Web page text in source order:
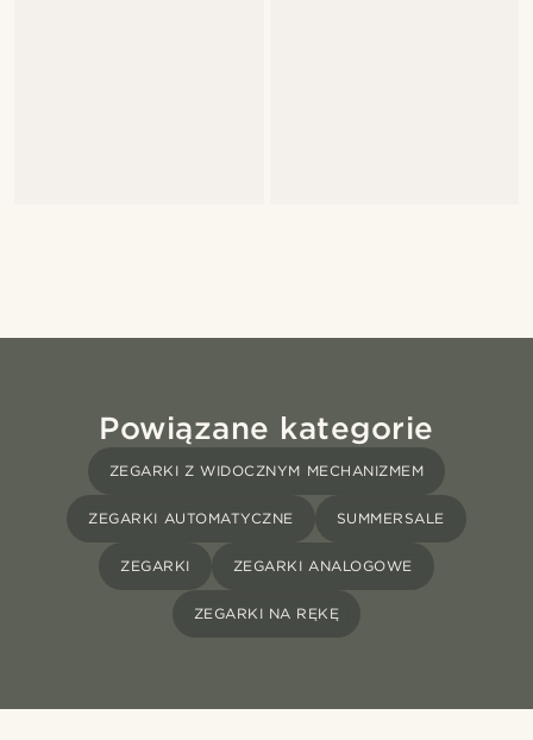
Powiązane kategorie
ZEGARKI Z WIDOCZNYM MECHANIZMEM
ZEGARKI AUTOMATYCZNE SUMMERSALE
ZEGARKI ZEGARKI ANALOGOWE
ZEGARKI NA RĘKĘ